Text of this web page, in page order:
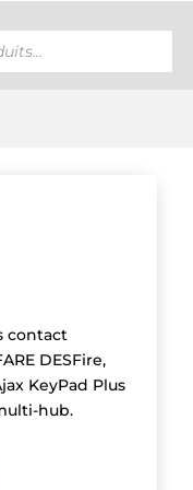
contact
DESFire,
KeyPad Plus
hub.